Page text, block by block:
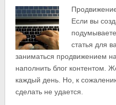
Если вы
статья для
заниматься продвижением
наполнить блог контентом.
каждый день. Но, к
сделать не удается.